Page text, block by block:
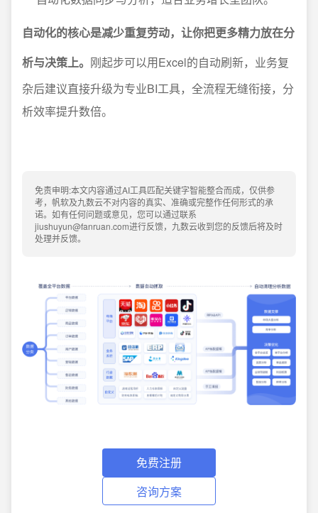
自动化的核心是减少重复劳动，让你把更多精力放在分
析与决策上。 刚起步可以用Excel的自动刷新，业务复
杂后建议直接升级为专业BI工具，全流程无缝衔接，分
析效率提升数倍。
免责申明:本文内容通过AI工具匹配关键字智能整合而成，仅供参
考，帆软及九数云不对内容的真实、准确或完整作任何形式的承
诺。如有任何问题或意见，您可以通过联系
jiushuyun@fanruan.com进行反馈，九数云收到您的反馈后将及时
处理并反馈。
免费注册
咨询方案